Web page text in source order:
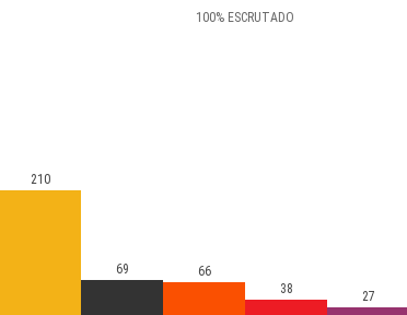
100% ESCRUTADO
210
69
66
38
27